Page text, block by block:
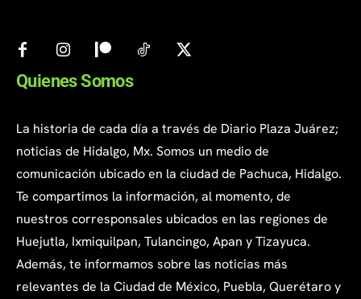
Quienes Somos
La historia de cada día a través de Diario Plaza Juárez;
noticias de Hidalgo, Mx. Somos un medio de
comunicación ubicado en la ciudad de Pachuca, Hidalgo.
Te compartimos la información, al momento, de
nuestros corresponsales ubicados en las regiones de
Huejutla, Ixmiquilpan, Tulancingo, Apan y Tizayuca.
Además, te informamos sobre las noticias más
relevantes de la Ciudad de México, Puebla, Querétaro y